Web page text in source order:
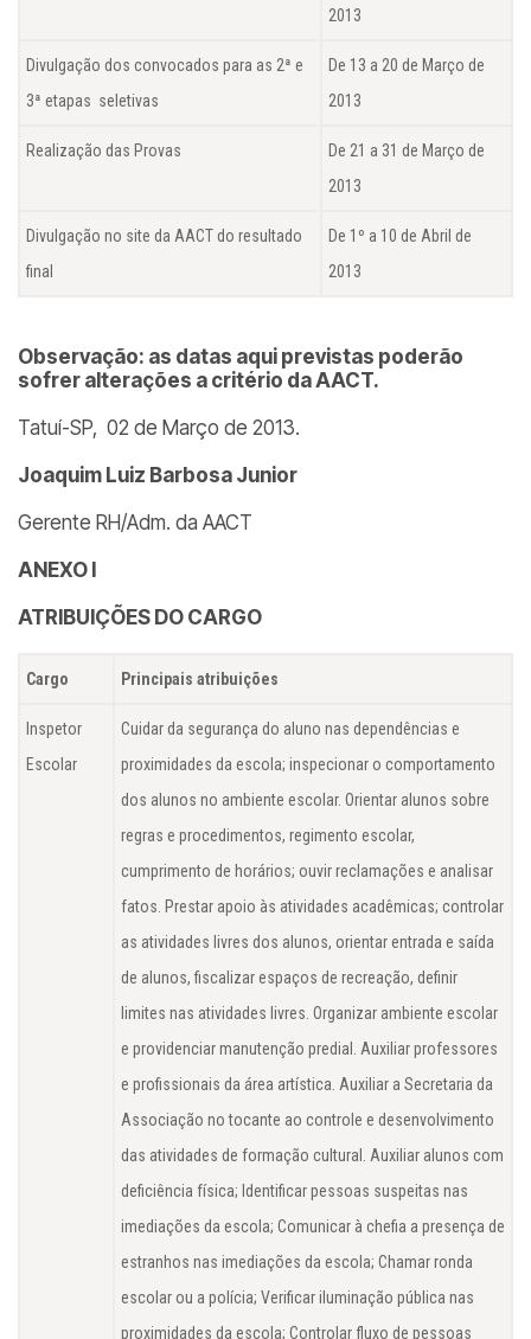
2013
Divulgação dos convocados para as 2ª e
3ª etapas seletivas
De 13 a 20 de Março de
2013
Realização das Provas
De 21 a 31 de Março de
2013
Divulgação no site da AACT do resultado
final
De 1º a 10 de Abril de
2013
Observação: as datas aqui previstas poderão
sofrer alterações a critério da AACT.
Tatuí-SP, 02 de Março de 2013.
Joaquim Luiz Barbosa Junior
Gerente RH/Adm. da AACT
ANEXO I
ATRIBUIÇÕES DO CARGO
Cargo Principais atribuições
Inspetor
Escolar
Cuidar da segurança do aluno nas dependências e
proximidades da escola; inspecionar o comportamento
dos alunos no ambiente escolar. Orientar alunos sobre
regras e procedimentos, regimento escolar,
cumprimento de horários; ouvir reclamações e analisar
fatos. Prestar apoio às atividades acadêmicas; controlar
as atividades livres dos alunos, orientar entrada e saída
de alunos, fiscalizar espaços de recreação, definir
limites nas atividades livres. Organizar ambiente escolar
e providenciar manutenção predial. Auxiliar professores
e profissionais da área artística. Auxiliar a Secretaria da
Associação no tocante ao controle e desenvolvimento
das atividades de formação cultural. Auxiliar alunos com
deficiência física; Identificar pessoas suspeitas nas
imediações da escola; Comunicar à chefia a presença de
estranhos nas imediações da escola; Chamar ronda
escolar ou a polícia; Verificar iluminação pública nas
proximidades da escola; Controlar fluxo de pessoas